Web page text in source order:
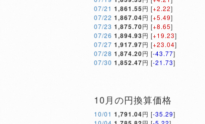
07/21 1,861.55円 [+2.22]
07/22 1,867.04円 [+5.49]
07/23 1,875.70円 [+8.65]
07/26 1,894.93円 [+19.23]
07/27 1,917.97円 [+23.04]
07/28 1,874.20円 [-43.77]
07/30 1,852.47円 [-21.73]
10月の円換算価格
10/01 1,791.04円 [-35.29]